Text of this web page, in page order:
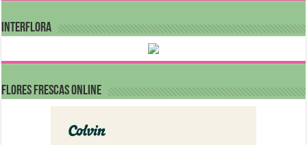
INTERFLORA
FLORES FRESCAS ONLINE